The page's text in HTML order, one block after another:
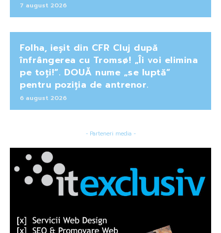
7 august 2026
Folha, ieșit din CFR Cluj după
înfrângerea cu Tromsø! „Îi voi elimina
pe toți!”. DOUĂ nume „se luptă”
pentru poziția de antrenor.
6 august 2026
- Parteneri media -